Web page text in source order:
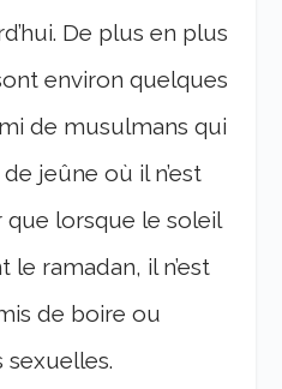
De plus en plus
environ quelques
de musulmans qui
jeûne où il n’est
lorsque le soleil
le ramadan, il n’est
de boire ou
sexuelles.